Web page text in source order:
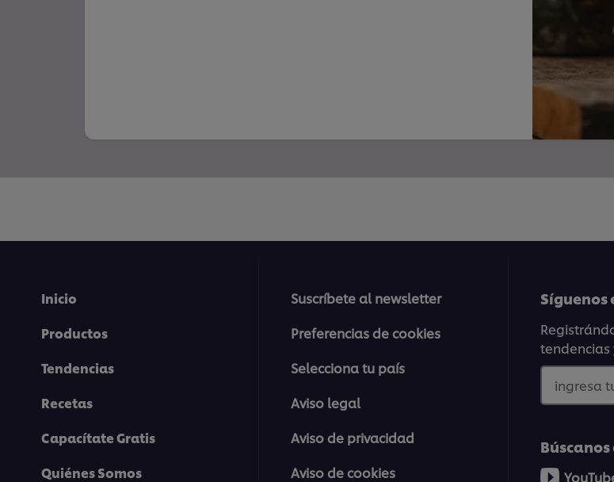
Inicio
Productos
Tendencias
Recetas
Capacítate Gratis
Quiénes Somos
Suscríbete al newsletter
Preferencias de cookies
Selecciona tu país
Aviso legal
Aviso de privacidad
Aviso de cookies
Síguenos
tendencias
ingresa
Búscanos